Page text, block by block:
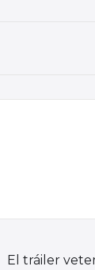
El tráiler